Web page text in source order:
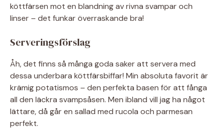
köttfärsen mot en blandning av rivna svampar och
linser – det funkar överraskande bra!
Serveringsförslag
Åh, det finns så många goda saker att servera med
dessa underbara köttfärsbiffar! Min absoluta favorit är
krämig potatismos – den perfekta basen för att fånga
all den läckra svampsåsen. Men ibland vill jag ha något
lättare, då går en sallad med rucola och parmesan
perfekt.